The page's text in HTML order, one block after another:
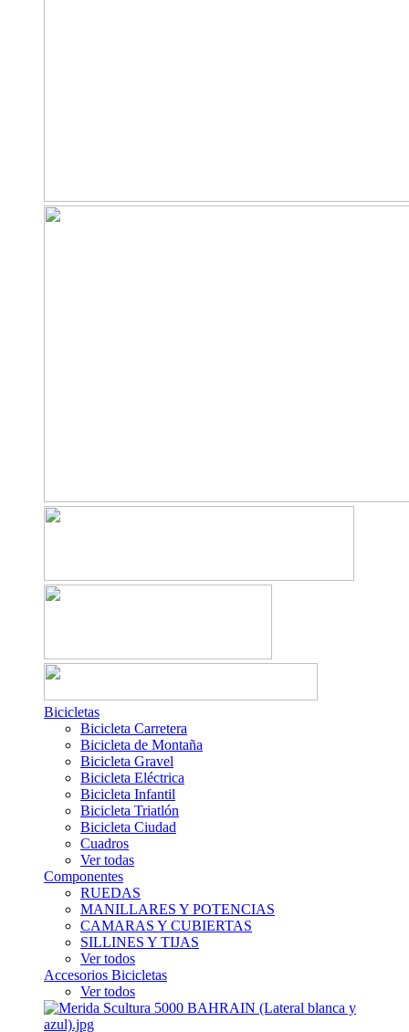
Bicicletas
Bicicleta Carretera
Bicicleta de Montaña
Bicicleta Gravel
Bicicleta Eléctrica
Bicicleta Infantil
Bicicleta Triatlón
Bicicleta Ciudad
Cuadros
Ver todas
Componentes
RUEDAS
MANILLARES Y POTENCIAS
CAMARAS Y CUBIERTAS
SILLINES Y TIJAS
Ver todos
Accesorios Bicicletas
Ver todos